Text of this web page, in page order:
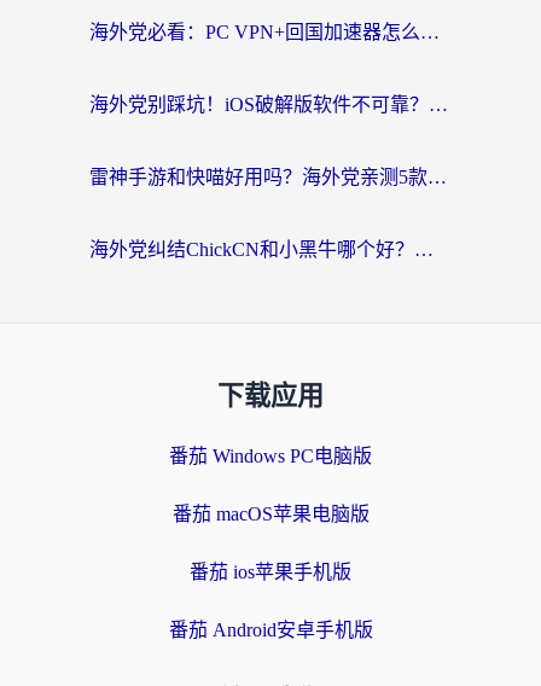
海外党必看：PC VPN+回国加速器怎么选？无缝访问国内资源全攻略
海外党别踩坑！iOS破解版软件不可靠？教你选对回国加速器无缝看国内资源
雷神手游和快喵好用吗？海外党亲测5款回国加速器，附斧牛Bling对比+微信视频号解决办法
海外党纠结ChickCN和小黑牛哪个好？一篇帮你选对回国加速器的实用指南
下载应用
番茄 Windows PC电脑版
番茄 macOS苹果电脑版
番茄 ios苹果手机版
番茄 Android安卓手机版